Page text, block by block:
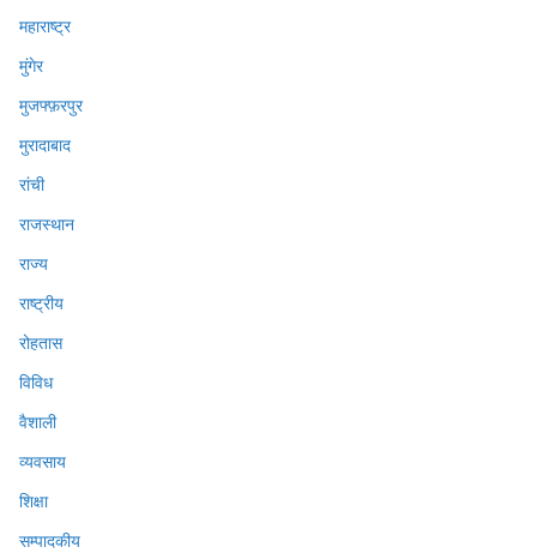
महाराष्ट्र
मुंगेर
मुजफ्फ़रपुर
मुरादाबाद
रांची
राजस्थान
राज्य
राष्ट्रीय
रोहतास
विविध
वैशाली
व्यवसाय
शिक्षा
सम्पादकीय